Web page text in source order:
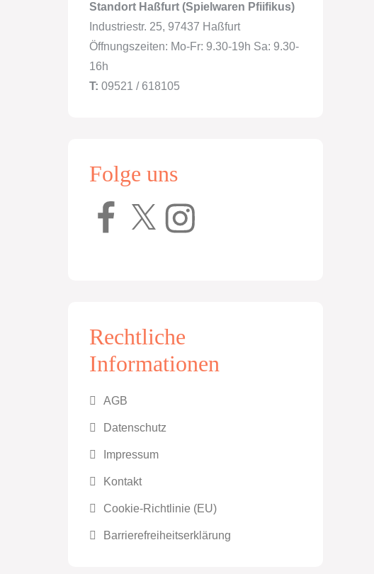
Standort Haßfurt (Spielwaren Pfiifikus)
Industriestr. 25, 97437 Haßfurt
Öffnungszeiten: Mo-Fr: 9.30-19h Sa: 9.30-
16h
T: 09521 / 618105
Folge uns
Facebook
X Instagram
Rechtliche
Informationen
AGB
Datenschutz
Impressum
Kontakt
Cookie-Richtlinie (EU)
Barrierefreiheitserklärung